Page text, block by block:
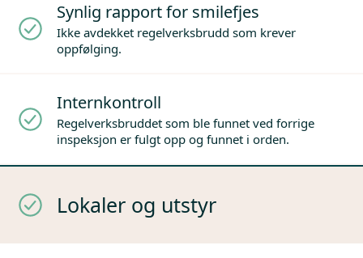
Synlig rapport for smilefjes
Ikke avdekket regelverksbrudd som krever
oppfølging.
Internkontroll
Regelverksbruddet som ble funnet ved forrige
inspeksjon er fulgt opp og funnet i orden.
Lokaler og utstyr